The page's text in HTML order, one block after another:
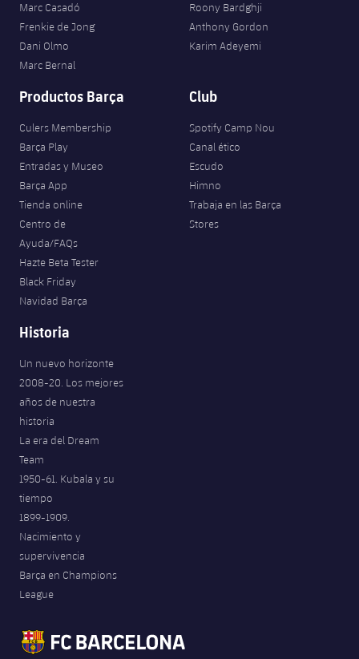
Marc Casadó
Frenkie de Jong
Dani Olmo
Marc Bernal
Roony Bardghji
Anthony Gordon
Karim Adeyemi
Productos Barça
Culers Membership
Barça Play
Entradas y Museo
Barça App
Tienda online
Centro de
Ayuda/FAQs
Hazte Beta Tester
Black Friday
Navidad Barça
Club
Spotify Camp Nou
Canal ético
Escudo
Himno
Trabaja en las Barça
Stores
Historia
Un nuevo horizonte
2008-20. Los mejores
años de nuestra
historia
La era del Dream
Team
1950-61. Kubala y su
tiempo
1899-1909.
Nacimiento y
supervivencia
Barça en Champions
League